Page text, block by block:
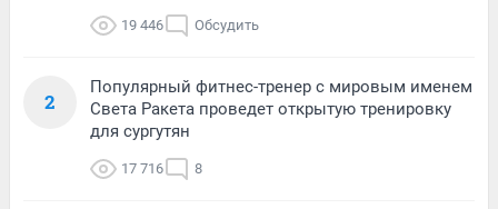
19 446 Обсудить
2
Популярный фитнес-тренер с мировым именем
Света Ракета проведет открытую тренировку
для сургутян
17 716 8